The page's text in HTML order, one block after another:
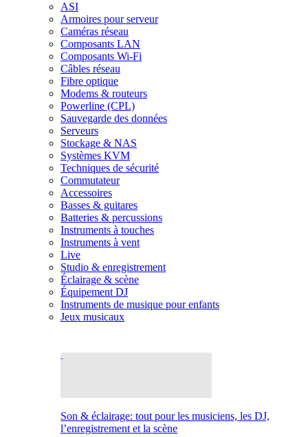
ASI
Armoires pour serveur
Caméras réseau
Composants LAN
Composants Wi-Fi
Câbles réseau
Fibre optique
Modems & routeurs
Powerline (CPL)
Sauvegarde des données
Serveurs
Stockage & NAS
Systèmes KVM
Techniques de sécurité
Commutateur
Accessoires
Basses & guitares
Batteries & percussions
Instruments à touches
Instruments à vent
Live
Studio & enregistrement
Éclairage & scène
Équipement DJ
Instruments de musique pour enfants
Jeux musicaux
Son & éclairage: tout pour les musiciens, les DJ,
l’enregistrement et la scène